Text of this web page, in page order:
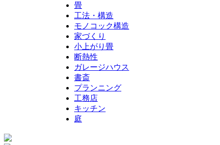
畳
工法・構造
モノコック構造
家づくり
小上がり畳
断熱性
ガレージハウス
書斎
プランニング
工務店
キッチン
庭